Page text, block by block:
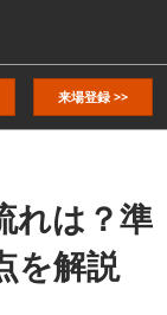
来場登録 >>
れは？準
を解説